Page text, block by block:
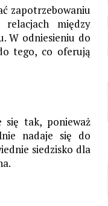
zapotrzebowaniu
między
W odniesieniu do
tego, co oferują
się tak, ponieważ
nadaje się do
siedzisko dla